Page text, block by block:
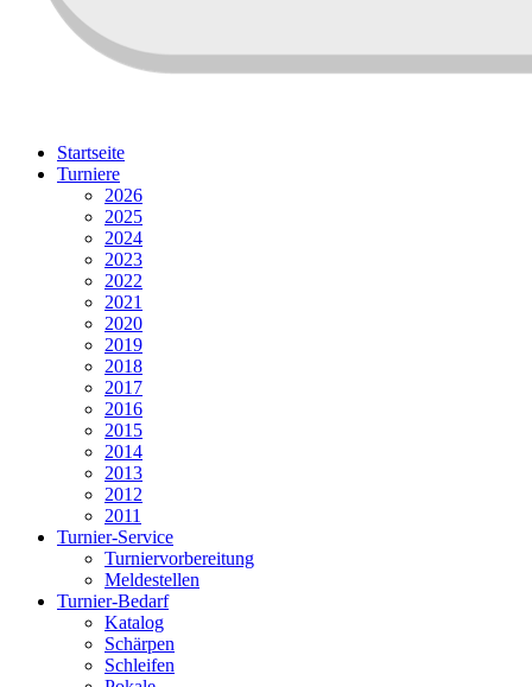
Startseite
Turniere
2026
2025
2024
2023
2022
2021
2020
2019
2018
2017
2016
2015
2014
2013
2012
2011
Turnier-Service
Turniervorbereitung
Meldestellen
Turnier-Bedarf
Katalog
Schärpen
Schleifen